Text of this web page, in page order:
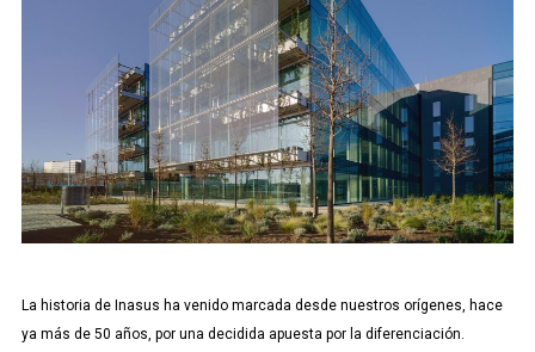
La historia de Inasus ha venido marcada desde nuestros orígenes, hace
ya más de 50 años, por una decidida apuesta por la diferenciación.